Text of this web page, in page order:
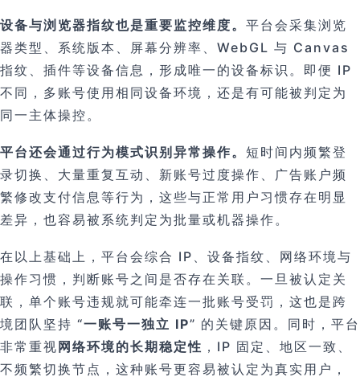
设备与浏览器指纹也是重要监控维度。 平台会采集浏览
器类型、系统版本、屏幕分辨率、WebGL 与 Canvas
指纹、插件等设备信息，形成唯一的设备标识。即便 IP
不同，多账号使用相同设备环境，还是有可能被判定为
同一主体操控。
平台还会通过行为模式识别异常操作。 短时间内频繁登
录切换、大量重复互动、新账号过度操作、广告账户频
繁修改支付信息等行为，这些与正常用户习惯存在明显
差异，也容易被系统判定为批量或机器操作。
在以上基础上，平台会综合 IP、设备指纹、网络环境与
操作习惯，判断账号之间是否存在关联。一旦被认定关
联，单个账号违规就可能牵连一批账号受罚，这也是跨
境团队坚持 “一账号一独立 IP” 的关键原因。同时，平台
非常重视 网络环境的长期稳定性 ，IP 固定、地区一致、
不频繁切换节点，这种账号更容易被认定为真实用户，